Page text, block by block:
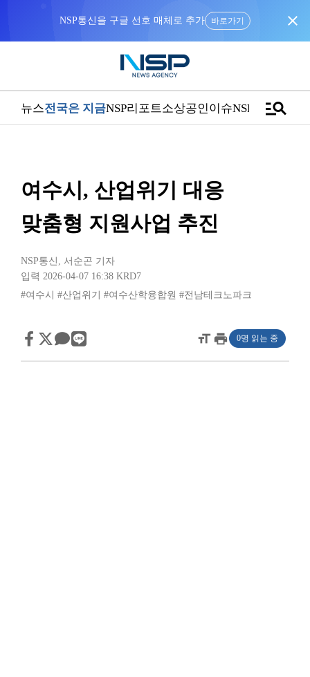
NSP통신을 구글 선호 매체로 추가 바로가기 close
뉴스전국은 지금NSP리포트소상공인이슈NSPTVmanage_search
여수시, 산업위기 대응
맞춤형 지원사업 추진
NSP통신 , 서순곤 기자
입력 2026-04-07 16:38 KRD7
#여수시
#산업위기 #여수산학융합원 #전남테크노파크
format_sizeprint 0명 읽는 중